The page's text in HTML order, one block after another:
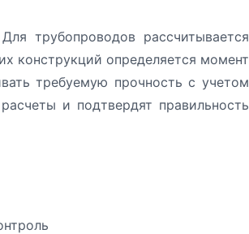
трубопроводов рассчитывается
конструкций определяется момент
требуемую прочность с учетом
и подтвердят правильность